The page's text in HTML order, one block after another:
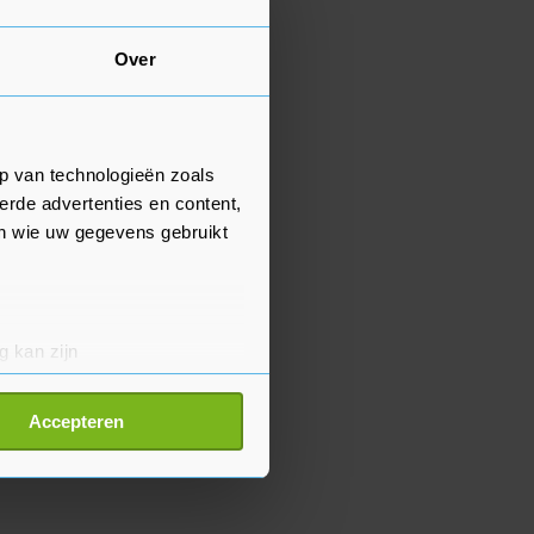
Over
van technologieën zoals
advertenties en content,
wie uw gegevens gebruikt
kan zijn
detailgedeelte
Accepteren